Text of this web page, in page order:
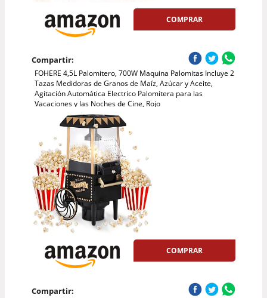
COMPRAR
Compartir:
FOHERE 4,5L Palomitero, 700W Maquina Palomitas Incluye 2
Tazas Medidoras de Granos de Maíz, Azúcar y Aceite,
Agitación Automática Electrico Palomitera para las
Vacaciones y las Noches de Cine, Rojo
COMPRAR
Compartir: